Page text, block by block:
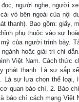
người nghe, người
vỏ bên ngoài của nội
thanh). Bao gồm: giấy,
phụ thuộc vào sự
của người trình bày.
hoặc giải trí chỉ
Việt Nam. Cách thức
phát thanh. Là sự sắp
sự lựa chọn thể
quan báo chí. 2. Báo
báo chí cách mạng Việt